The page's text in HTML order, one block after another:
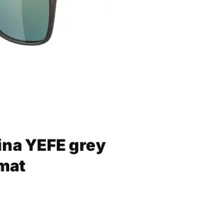
YEFE grey